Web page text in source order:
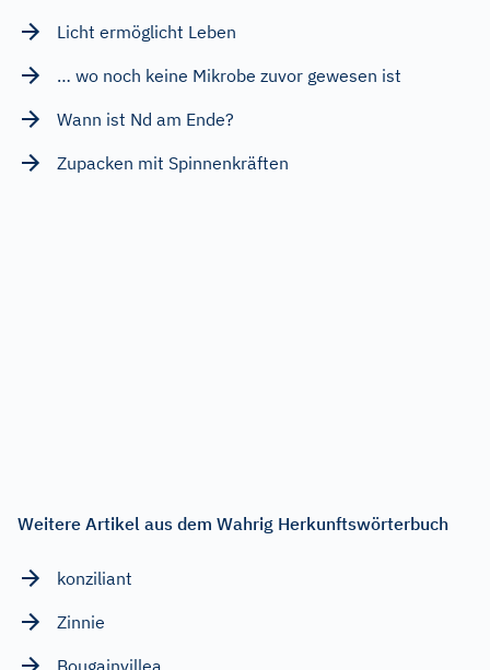
Licht ermöglicht Leben
… wo noch keine Mikrobe zuvor gewesen ist
Wann ist Nd am Ende?
Zupacken mit Spinnenkräften
Weitere Artikel aus dem Wahrig Herkunftswörterbuch
konziliant
Zinnie
Bougainvillea